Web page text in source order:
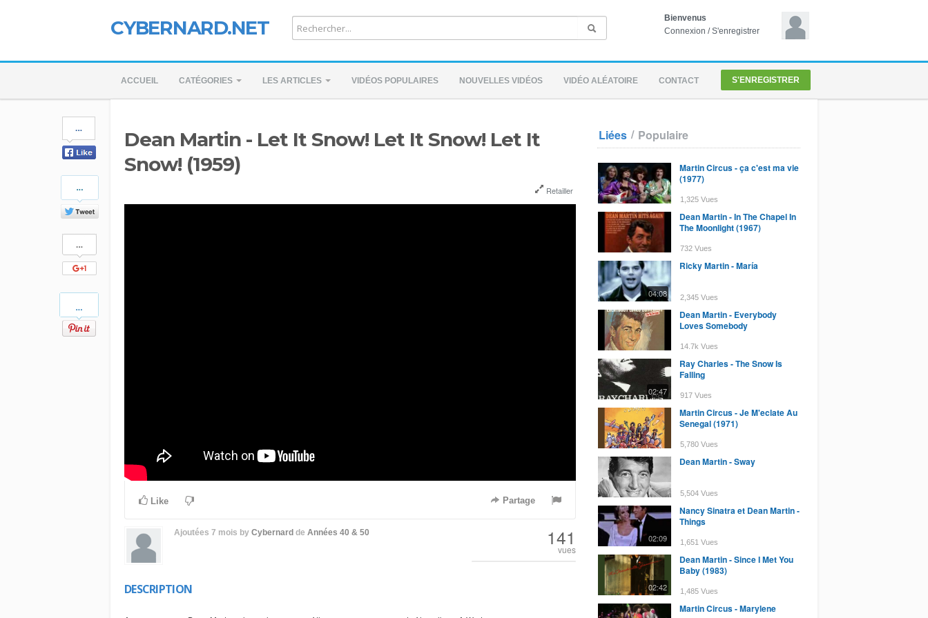
CYBERNARD.NET
Bienvenus
Connexion /S'enregistrer
ACCUEIL CATÉGORIES LES ARTICLES VIDÉOS POPULAIRES NOUVELLES VIDÉOS VIDÉO ALÉATOIRE CONTACT S'ENREGISTRER
on
Facebook
Share
on
Twitter
Share
on
Google+
Pinterest
Dean Martin - Let It Snow! Let It Snow! Let It
Snow! (1959)
Retailler
Like Partage
Ajoutées 7 mois by Cybernard de Années 40 & 50 141
vues
DESCRIPTION
Liées / Populaire
Martin Circus - ça c'est ma vie
(1977)
1,325 Vues
Dean Martin - In The Chapel In
The Moonlight (1967)
732 Vues
04:08
Ricky Martin - María
2,345 Vues
Dean Martin - Everybody
Loves Somebody
14.7k Vues
02:47
Ray Charles - The Snow Is
Falling
917 Vues
Martin Circus - Je M'eclate Au
Senegal (1971)
5,780 Vues
Dean Martin - Sway
5,504 Vues
02:09
Nancy Sinatra et Dean Martin -
Things
1,651 Vues
02:42
Dean Martin - Since I Met You
Baby (1983)
1,485 Vues
Martin Circus - Marylene